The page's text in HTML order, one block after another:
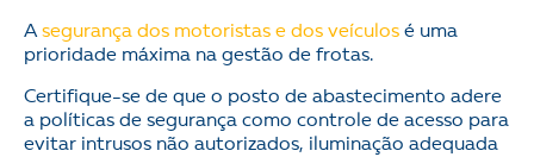
Asegurança dos motoristas e dos veículos é uma
prioridade máxima na gestão de frotas.
Certifique-se de que o posto de abastecimento adere
a políticas de segurança como controle de acesso para
evitar intrusos não autorizados, iluminação adequada